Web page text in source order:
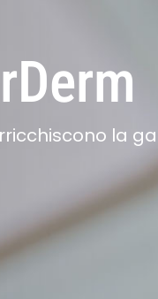
la
specifici